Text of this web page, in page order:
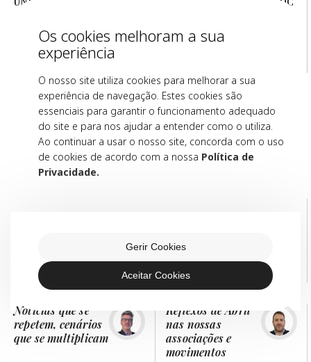
setor agrícola
Micaela Barbosa
espaço desportivo
Opinião
Espaço de opinião para reflexões e debates que exploram
análises e pontos de vista variados.
Minho
Tomás Henrique Antunes 5 mins Paula Pratinha
Notícias que se
repetem, cenários
que se multiplicam
Reflexos de Abril
nas nossas
associações e
movimentos
Os cookies melhoram a sua
experiência
O nosso site utiliza cookies para melhorar a sua
experiência de navegação. Estes cookies são
essenciais para garantir o funcionamento adequado
do site e para nos ajudar a entender como o utiliza.
Ao continuar a usar o nosso site, concorda com o uso
de cookies de acordo com a nossa Política de
Privacidade.
Gerir Cookies
Aceitar Cookies